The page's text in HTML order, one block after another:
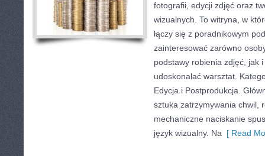
fotografii, edycji zdjęć oraz
wizualnych. To witryna, w
łączy się z poradnikowym
zainteresować zarówno
podstawy robienia zdjęć, jak
udoskonalać warsztat.
Edycja i Postprodukcja.
sztuka zatrzymywania chwil,
mechaniczne naciskanie
język wizualny. Na [ Read